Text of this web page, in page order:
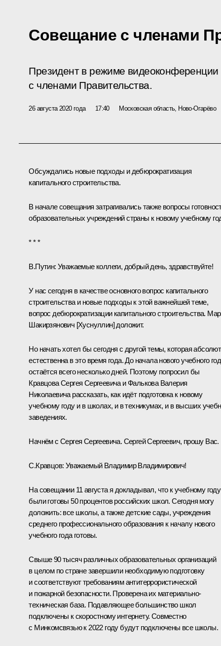
Совещание с членами
Президент в режиме
с членами Правительства.
26 августа 2020 года 17:40 Московская область, Ново-Огарёво
Обсуждались новые подходы и дебюрократизация
капитального строительства.
В начале совещания затрагивались также вопросы
образовательных учреждений страны к новому учебному
* * *
В.Путин: Уважаемые коллеги, добрый день, здравствуйте!
У нас сегодня в качестве основного вопрос капитального
строительства и новые подходы к этой важнейшей теме,
вопрос дебюрократизации капитального строительства.
Шакирзянович [Хуснуллин] доложит.
Но начать хотел бы сегодня с другой темы, которая
естественна в это время года. До начала нового учебного
остаётся всего несколько дней. Поэтому попросил бы
Кравцова Сергея Сергеевича и Фалькова Валерия
Николаевича рассказать, как идёт подготовка к новому
учебному году и в школах, и в техникумах, и в высших
заведениях.
Начнём с Сергея Сергеевича. Сергей Сергеевич, прошу Вас.
С.Кравцов: Уважаемый Владимир Владимирович!
На совещании 11 августа я докладывал, что к учебному году
были готовы 50 процентов российских школ. Сегодня могу
доложить: все школы, а также детские сады, учреждения
среднего профессионального образования к началу нового
учебного года готовы.
Свыше 90 тысяч различных образовательных организаций
в целом по стране завершили необходимую подготовку
и соответствуют требованиям антитеррористической
и пожарной безопасности. Проверена их материально-
техническая база. Подавляющее большинство школ
подключены к скоростному интернету. Совместно
с Минкомсвязью к 2022 году будут подключены все школы.